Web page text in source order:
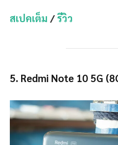
สเปคเต็ม /รีวิว
5. Redmi Note 10 5G